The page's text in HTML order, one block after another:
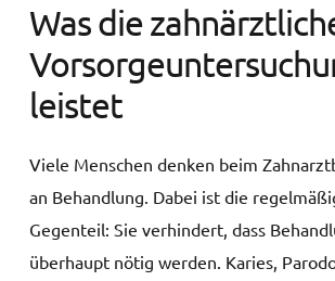
Was die
leistet
Viele Menschen denken beim
an Behandlung. Dabei ist die
Gegenteil: Sie verhindert, dass
überhaupt nötig werden. Karies,